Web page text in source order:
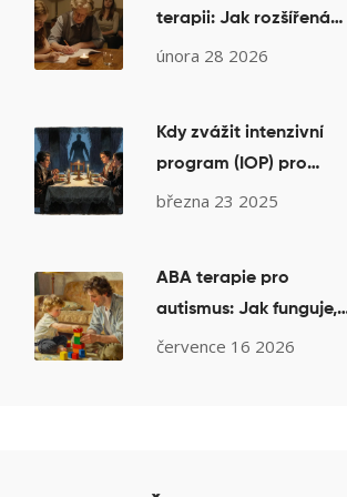
terapii: Jak rozšířená
rodina ovlivňuje léčbu
února 28 2026
Kdy zvážit intenzivní
program (IOP) pro
poruchy příjmu potravy:
března 23 2025
ABA terapie pro
autismus: Jak funguje,
co přináší a na co si dát
července 16 2026